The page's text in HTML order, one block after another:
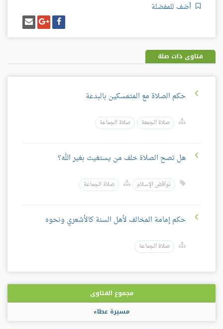
أضف للمفضلة
شارك
على
فيسبوك
شارك
على
غوغل
بلس
إرسل
إيميل
فتاوى ذات صلة
حكم الصلاة مع المتمسكين بالبدعة
صلاة الجمعة صلاة الجماعة
هل تصح الصلاة خلف من يستغيث بغير الله؟
نواقض الإسلام صلاة الجماعة
حكم إمامة المخالف لأهل السنة كالأشعري ونحوه
صلاة الجماعة
مجموع الفتاوى
مسيرة عطاء